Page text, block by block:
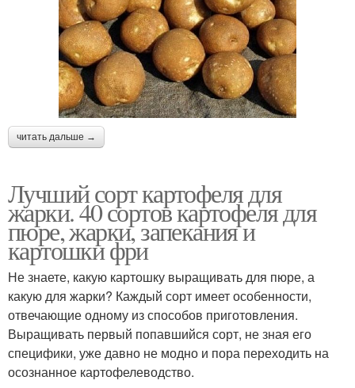
читать дальше →
Лучший сорт картофеля для
жарки. 40 сортов картофеля для
пюре, жарки, запекания и
картошки фри
Не знаете, какую картошку выращивать для пюре, а
какую для жарки? Каждый сорт имеет особенности,
отвечающие одному из способов приготовления.
Выращивать первый попавшийся сорт, не зная его
специфики, уже давно не модно и пора переходить на
осознанное картофелеводство.